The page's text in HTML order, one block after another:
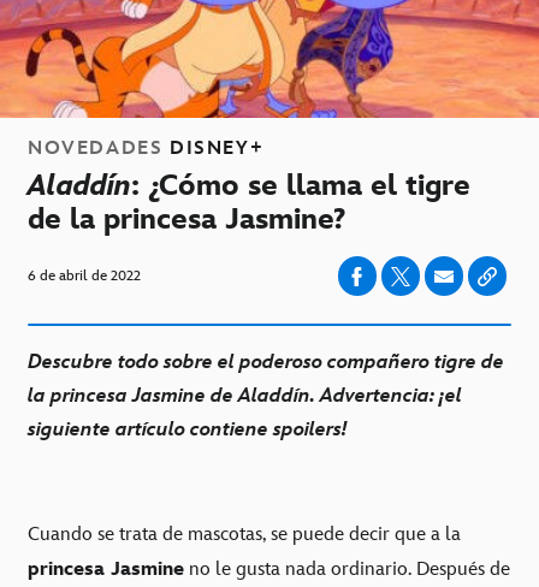
NOVEDADES DISNEY+
Aladdín: ¿Cómo se llama el tigre
de la princesa Jasmine?
6 de abril de 2022
Descubre todo sobre el poderoso compañero tigre de
la princesa Jasmine de Aladdín. Advertencia: ¡el
siguiente artículo contiene spoilers!
Cuando se trata de mascotas, se puede decir que a la
princesa Jasmine no le gusta nada ordinario. Después de